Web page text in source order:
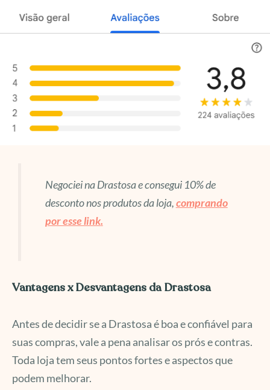
Negociei na Drastosa e consegui 10% de
desconto nos produtos da loja,comprando
por esse link.
Vantagens x Desvantagens da Drastosa
Antes de decidir se a Drastosa é boa e confiável para
suas compras, vale a pena analisar os prós e contras.
Toda loja tem seus pontos fortes e aspectos que
podem melhorar.